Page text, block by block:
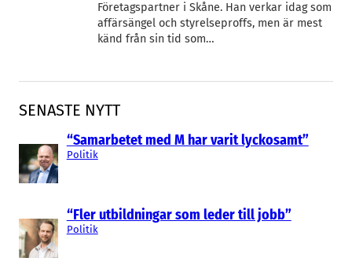
SENASTE NYTT
“Samarbetet med M har varit lyckosamt”
Politik
“Fler utbildningar som leder till jobb”
Politik
Företagspartner i Skåne. Han verkar idag som
affärsängel och styrelseproffs, men är mest
känd från sin tid som…